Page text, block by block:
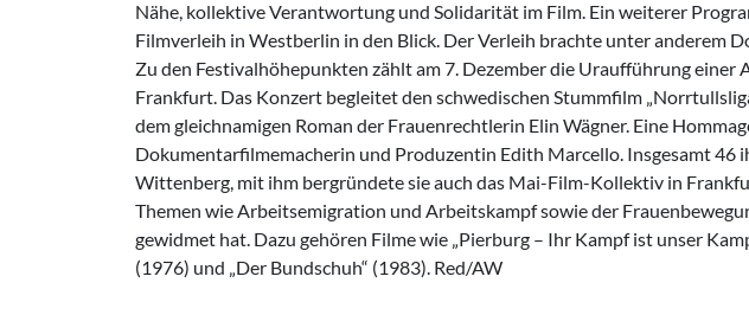
Nähe, kollektive Verantwortung und Solidarität im Film. Ein weiterer
Filmverleih in Westberlin in den Blick. Der Verleih brachte unter anderem
Zu den Festivalhöhepunkten zählt am 7. Dezember die Uraufführung
Frankfurt. Das Konzert begleitet den schwedischen Stummfilm
dem gleichnamigen Roman der Frauenrechtlerin Elin Wägner. Eine
Dokumentarfilmemacherin und Produzentin Edith Marcello. Insgesamt 46
Wittenberg, mit ihm bergründete sie auch das Mai-Film-Kollektiv in
Themen wie Arbeitsemigration und Arbeitskampf sowie der
gewidmet hat. Dazu gehören Filme wie „Pierburg – Ihr Kampf ist unser
(1976) und „Der Bundschuh“ (1983). Red/AW